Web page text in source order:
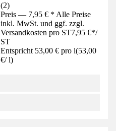
(2)
Preis — 7,95 € * Alle Preise
inkl. MwSt. und ggf. zzgl.
Versandkosten pro ST7,95 €*/
ST
Entspricht 53,00 € pro l(53,00
€/ l)